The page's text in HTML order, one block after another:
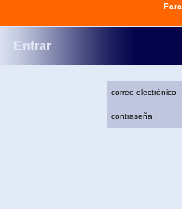
Entrar
correo electrónico :
contraseña :